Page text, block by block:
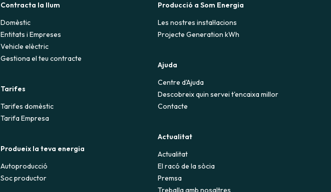
Contracta la llum
Domèstic
Entitats i Empreses
Vehicle elèctric
Gestiona el teu contracte
Tarifes
Tarifes domèstic
Tarifa Empresa
Produeix la teva energia
Autoproducció
Soc productor
Producció a Som Energia
Les nostres instal·lacions
Projecte Generation kWh
Ajuda
Centre d'Ajuda
Descobreix quin servei t'encaixa millor
Contacte
Actualitat
Actualitat
El racó de la sòcia
Premsa
Treballa amb nosaltres